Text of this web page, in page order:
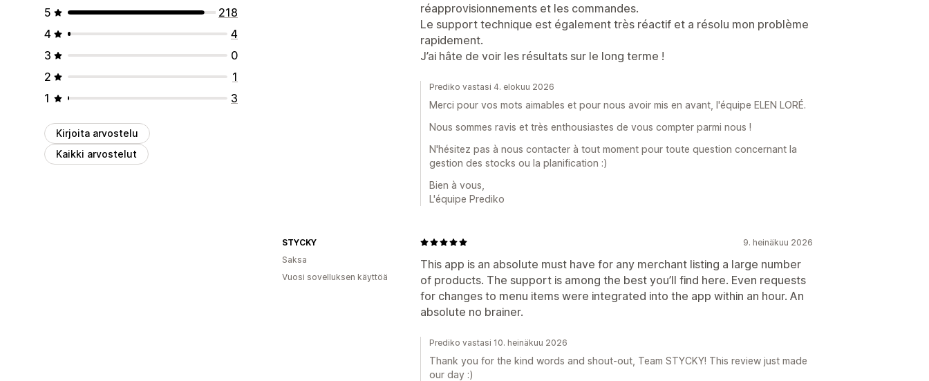
5
218
4
4
3
0
2
1
1
3
Kirjoita arvostelu
Kaikki arvostelut
réapprovisionnements et les commandes.
Le support technique est également très réactif et a résolu mon problème
rapidement.
J’ai hâte de voir les résultats sur le long terme !
Prediko vastasi 4. elokuu 2026
Merci pour vos mots aimables et pour nous avoir mis en avant, l'équipe ELEN LORÉ.
Nous sommes ravis et très enthousiastes de vous compter parmi nous !
N'hésitez pas à nous contacter à tout moment pour toute question concernant la
gestion des stocks ou la planification :)
Bien à vous,
L'équipe Prediko
9. heinäkuu 2026
This app is an absolute must have for any merchant listing a large number
of products. The support is among the best you’ll find here. Even requests
for changes to menu items were integrated into the app within an hour. An
absolute no brainer.
STYCKY
Saksa
Vuosi sovelluksen käyttöä
Prediko vastasi 10. heinäkuu 2026
Thank you for the kind words and shout-out, Team STYCKY! This review just made
our day :)